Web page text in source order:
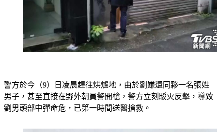
警方於今（9）日凌晨趕往烘爐地，由於劉嫌還同夥一名張姓
男子，甚至直接在野外朝員警開槍，警方立刻駁火反擊，導致
劉男頭部中彈命危，已第一時間送醫搶救。